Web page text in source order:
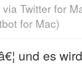
via Twitter for
for Mac)
und es